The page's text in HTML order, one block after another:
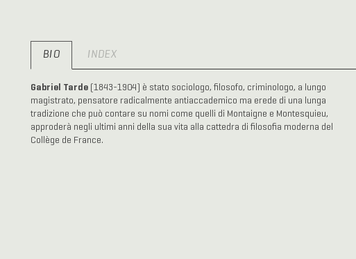
BIO INDEX
Gabriel Tarde(1843-1904) è stato sociologo, filosofo, criminologo, a lungo
magistrato, pensatore radicalmente antiaccademico ma erede di una lunga
tradizione che può contare su nomi come quelli di Montaigne e Montesquieu,
approderà negli ultimi anni della sua vita alla cattedra di filosofia moderna del
Collège de France.